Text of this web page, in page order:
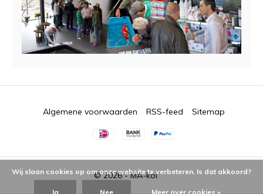
© 2026 -MA-koi
Algemene voorwaarden RSS-feed Sitemap
Wij slaan cookies op om onze website te verbeteren. Is dat akkoord?
Ja Nee Meer over cookies »